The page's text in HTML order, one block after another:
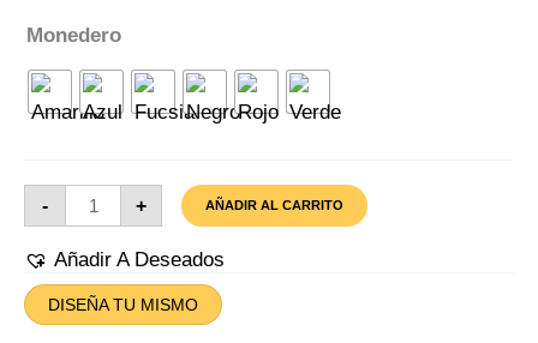
Monedero
-
Monedero
Flamenca
+ AÑADIR AL CARRITO
Añadir A Deseados
DISEÑA TU MISMO